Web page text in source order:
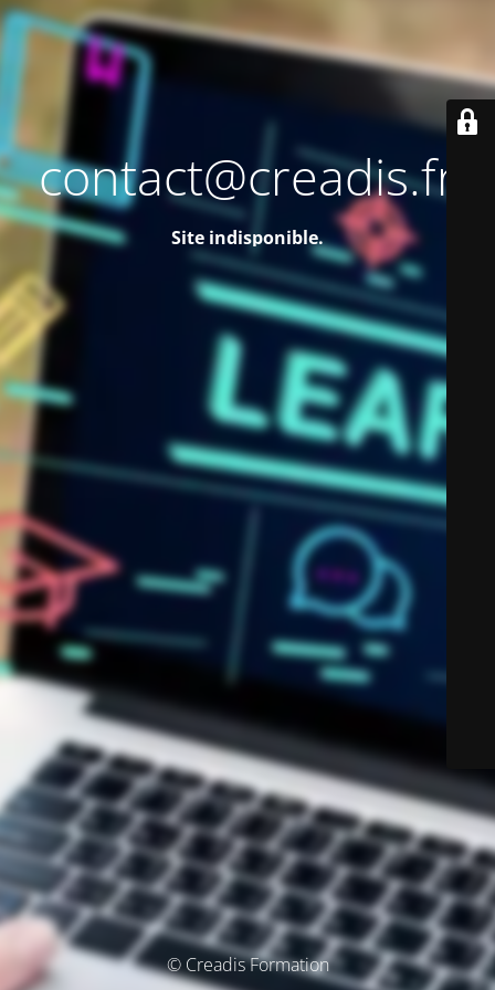
contact@creadis.fr
Site indisponible.
© Creadis Formation